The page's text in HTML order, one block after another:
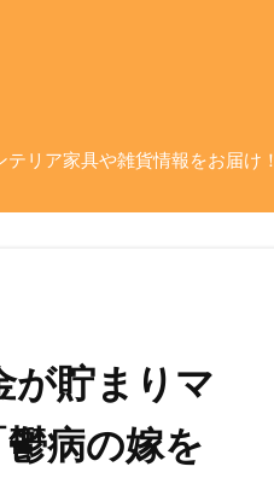
リア家具や雑貨情報をお届け！
が貯まりマ
病の嫁を